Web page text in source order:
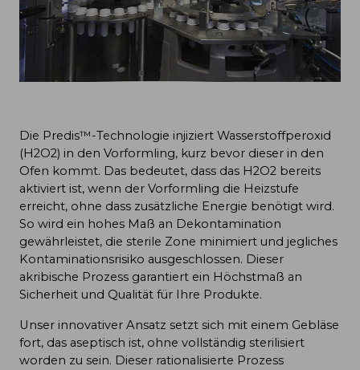
Die Predis™-Technologie injiziert Wasserstoffperoxid
(H2O2) in den Vorformling, kurz bevor dieser in den
Ofen kommt. Das bedeutet, dass das H2O2 bereits
aktiviert ist, wenn der Vorformling die Heizstufe
erreicht, ohne dass zusätzliche Energie benötigt wird.
So wird ein hohes Maß an Dekontamination
gewährleistet, die sterile Zone minimiert und jegliches
Kontaminationsrisiko ausgeschlossen. Dieser
akribische Prozess garantiert ein Höchstmaß an
Sicherheit und Qualität für Ihre Produkte.
Unser innovativer Ansatz setzt sich mit einem Gebläse
fort, das aseptisch ist, ohne vollständig sterilisiert
worden zu sein. Dieser rationalisierte Prozess